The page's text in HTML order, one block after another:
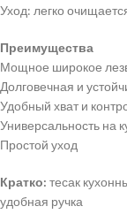
Уход: легко
Преимущества
Мощное широкое
Долговечная и
Удобный хват и
Универсальность на
Простой уход
Кратко: тесак
удобная ручка